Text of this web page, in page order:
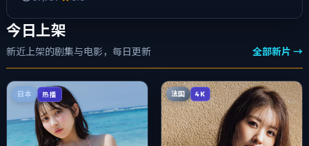
今日上架
新近上架的剧集与电影，每日更新 全部新片 →
日本 热播 法国 4K